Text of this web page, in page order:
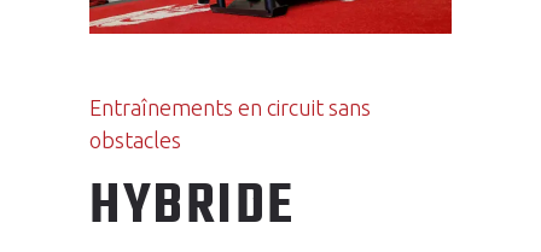
Entraînements en circuit sans
obstacles
HYBRIDE